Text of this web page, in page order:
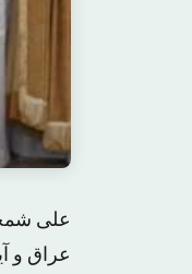
علی
عراق و